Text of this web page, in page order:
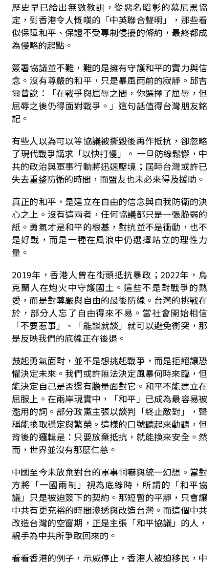
歷史早已給出無數教訓，從惡名昭彰的慕尼黑協
定，到香港令人慨嘆的「中英聯合聲明」，那些看
似保障和平、保證不受專制侵擾的條約，最終都成
為侵略的起點。
簽署協議並不難，難的是擁有守護和平的實力與信
念。沒有尊嚴的和平，只是暴風雨前的寂靜。邱吉
爾曾說：「在戰爭與屈辱之間，你選擇了屈辱，但
屈辱之後仍得面對戰爭。」這句話值得台灣朋友銘
記。
有些人以為可以等協議被撕毀後再作抵抗，卻忽略
了現代戰爭講求「以快打慢」。 一旦防線鬆懈，中
共的政治與軍事行動將迅速壓境；屆時台灣或許已
失去重整防衛的時間，而盟友也未必來得及援助。
真正的和平，是建立在自由的信念與自我防衛的決
心之上。沒有這兩者，任何協議都只是一張脆弱的
紙。勇氣才是和平的根基，對抗並不是衝動，也不
是好戰，而是一種在風浪中仍選擇站立的理性力
量。
2019年，香港人曾在街頭抵抗暴政；2022年，烏
克蘭人在炮火中守護國土。這些不是對戰爭的熱
愛，而是對尊嚴與自由的最後防線。台灣的挑戰在
於，部分人忘了自由得來不易。當社會開始相信
「不要惹事」、「能談就談」就可以避免衝突，那
是反映我們的底線正在後退。
鼓起勇氣面對，並不是想挑起戰爭，而是拒絕讓恐
懼決定未來。我們或許無法決定風暴何時來臨，但
能決定自己是否還有膽量面對它。和平不能建立在
屈服上。在兩岸現實中，「和平」已成為最容易被
濫用的詞。部分政黨主張以談判「終止敵對」，聲
稱能換取穩定與繁榮。這樣的口號聽起來動聽，但
背後的邏輯是：只要放棄抵抗，就能換來安全。然
而，世界並沒有那麼仁慈。
中國至今未放棄對台的軍事恫嚇與統一幻想。當對
方將「一國兩制」視為底線時，所謂的「和平協
議」只是被迫簽下的契約。那短暫的平靜，只會讓
中共有更充裕的時間滲透與改造台灣。而這個中共
改造台灣的空窗期，正是主張「和平協議」的人，
親手為中共所爭取回來的。
看看香港的例子，示威停止，香港人被迫移民，中